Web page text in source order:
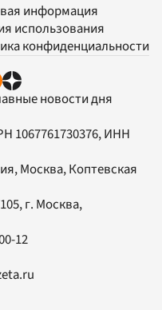
информация
использования
конфиденциальности
новости дня
1067761730376, ИНН
Москва, Коптевская
, г. Москва,
12